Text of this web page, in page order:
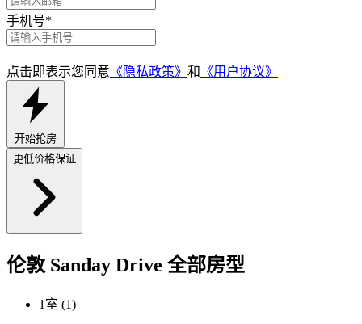
手机号*
点击即表示您同意 《隐私政策》 和 《用户协议》
开始抢房
更低价格保证
伦敦 Sanday Drive 全部房型
1室 (1)